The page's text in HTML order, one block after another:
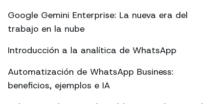
Google Gemini Enterprise: La nueva era del
trabajo en la nube
Introducción a la analítica de WhatsApp
Automatización de WhatsApp Business:
beneficios, ejemplos e IA